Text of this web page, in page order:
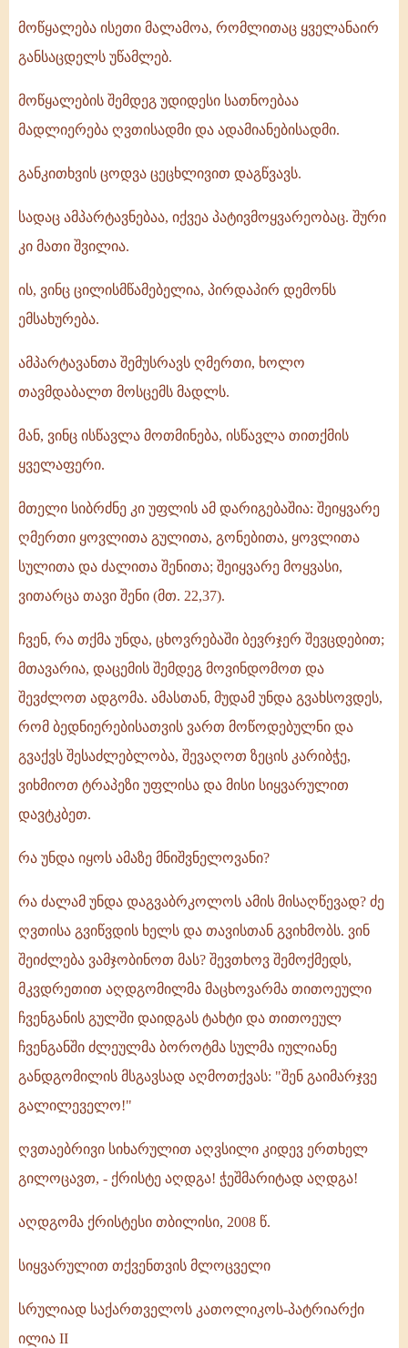
მოწყალება ისეთი მალამოა, რომლითაც ყველანაირ
განსაცდელს უწამლებ.
მოწყალების შემდეგ უდიდესი სათნოებაა
მადლიერება ღვთისადმი და ადამიანებისადმი.
განკითხვის ცოდვა ცეცხლივით დაგწვავს.
სადაც ამპარტავნებაა, იქვეა პატივმოყვარეობაც. შური
კი მათი შვილია.
ის, ვინც ცილისმწამებელია, პირდაპირ დემონს
ემსახურება.
ამპარტავანთა შემუსრავს ღმერთი, ხოლო
თავმდაბალთ მოსცემს მადლს.
მან, ვინც ისწავლა მოთმინება, ისწავლა თითქმის
ყველაფერი.
მთელი სიბრძნე კი უფლის ამ დარიგებაშია: შეიყვარე
ღმერთი ყოვლითა გულითა, გონებითა, ყოვლითა
სულითა და ძალითა შენითა; შეიყვარე მოყვასი,
ვითარცა თავი შენი (მთ. 22,37).
ჩვენ, რა თქმა უნდა, ცხოვრებაში ბევრჯერ შევცდებით;
მთავარია, დაცემის შემდეგ მოვინდომოთ და
შევძლოთ ადგომა. ამასთან, მუდამ უნდა გვახსოვდეს,
რომ ბედნიერებისათვის ვართ მოწოდებულნი და
გვაქვს შესაძლებლობა, შევაღოთ ზეცის კარიბჭე,
ვიხმიოთ ტრაპეზი უფლისა და მისი სიყვარულით
დავტკბეთ.
რა უნდა იყოს ამაზე მნიშვნელოვანი?
რა ძალამ უნდა დაგვაბრკოლოს ამის მისაღწევად? ძე
ღვთისა გვიწვდის ხელს და თავისთან გვიხმობს. ვინ
შეიძლება ვამჯობინოთ მას? შევთხოვ შემოქმედს,
მკვდრეთით აღდგომილმა მაცხოვარმა თითოეული
ჩვენგანის გულში დაიდგას ტახტი და თითოეულ
ჩვენგანში ძლეულმა ბოროტმა სულმა იულიანე
განდგომილის მსგავსად აღმოთქვას: "შენ გაიმარჯვე
გალილეველო!"
ღვთაებრივი სიხარულით აღვსილი კიდევ ერთხელ
გილოცავთ, - ქრისტე აღდგა! ჭეშმარიტად აღდგა!
აღდგომა ქრისტესი თბილისი, 2008 წ.
სიყვარულით თქვენთვის მლოცველი
სრულიად საქართველოს კათოლიკოს-პატრიარქი
ილია II